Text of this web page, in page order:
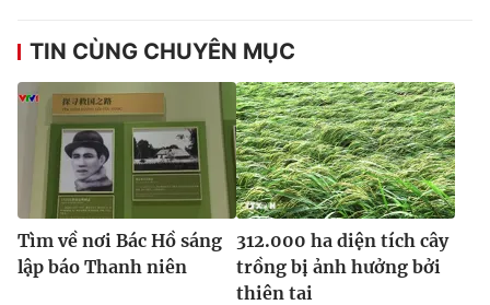
TIN CÙNG CHUYÊN MỤC
Tìm về nơi Bác Hồ sáng
lập báo Thanh niên
312.000 ha diện tích cây
trồng bị ảnh hưởng bởi
thiên tai